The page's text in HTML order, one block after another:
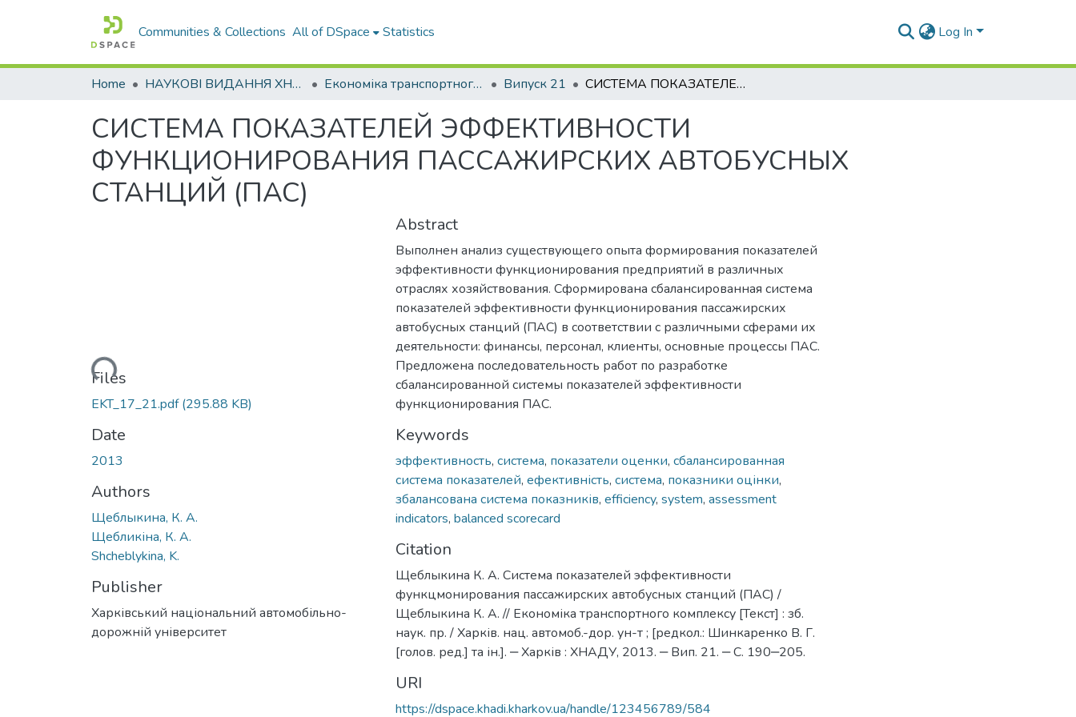
Communities & Collections All of DSpace Statistics Log In
Home НАУКОВІ ВИДАННЯ ХНАДУ Економіка транспортного комплексу Випуск 21 СИСТЕМА ПОКАЗАТЕЛЕЙ ЭФФЕКТИВНОСТИ ФУНКЦИОНИРОВАНИЯ ПАССАЖИРСКИХ АВТОБУСНЫХ СТАНЦИЙ (ПАС)
СИСТЕМА ПОКАЗАТЕЛЕЙ ЭФФЕКТИВНОСТИ
ФУНКЦИОНИРОВАНИЯ ПАССАЖИРСКИХ АВТОБУСНЫХ
СТАНЦИЙ (ПАС)
Loading...
Files
EKT_17_21.pdf(295.88 KB)
Date
2013
Authors
Щеблыкина, К. А.
Щебликіна, К. А.
Shcheblykina, K.
Publisher
Харківський національний автомобільно-
дорожній університет
Abstract
Выполнен анализ существующего опыта формирования показателей
эффективности функционирования предприятий в различных
отраслях хозяйствования. Сформирована сбалансированная система
показателей эффективности функционирования пассажирских
автобусных станций (ПАС) в соответствии с различными сферами их
деятельности: финансы, персонал, клиенты, основные процессы ПАС.
Предложена последовательность работ по разработке
сбалансированной системы показателей эффективности
функционирования ПАС.
Keywords
эффективность, система, показатели оценки, сбалансированная
система показателей, ефективність, система, показники оцінки,
збалансована система показників, efficiency, system, assessment
indicators, balanced scorecard
Citation
Щеблыкина К. А. Система показателей эффективности
функцмонирования пассажирских автобусных станций (ПАС) /
Щеблыкина К. А. // Економіка транспортного комплексу [Текст] : зб.
наук. пр. / Харків. нац. автомоб.-дор. ун-т ; [редкол.: Шинкаренко В. Г.
[голов. ред.] та ін.]. ‒ Харків : ХНАДУ, 2013. ‒ Вип. 21. ‒ С. 190‒205.
URI
https://dspace.khadi.kharkov.ua/handle/123456789/584